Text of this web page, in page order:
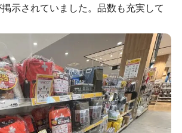
示されていました。品数も充実して